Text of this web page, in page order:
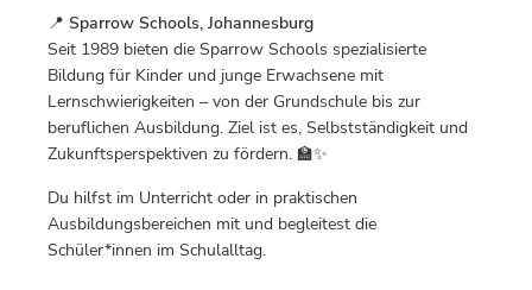
📍 Sparrow Schools, Johannesburg
Seit 1989 bieten die Sparrow Schools spezialisierte
Bildung für Kinder und junge Erwachsene mit
Lernschwierigkeiten – von der Grundschule bis zur
beruflichen Ausbildung. Ziel ist es, Selbstständigkeit und
Zukunftsperspektiven zu fördern. 🏫✨
Du hilfst im Unterricht oder in praktischen
Ausbildungsbereichen mit und begleitest die
Schüler*innen im Schulalltag.